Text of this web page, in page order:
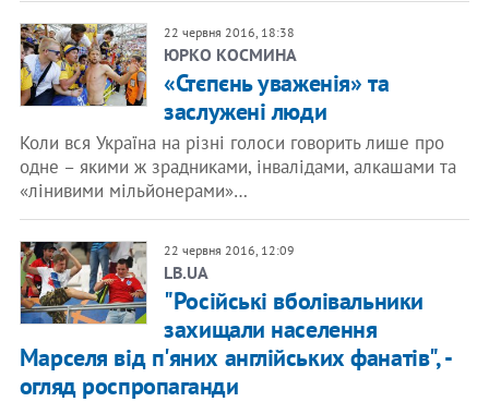
22 червня 2016, 18:38
ЮРКО КОСМИНА
«Стєпєнь уваженія» та
заслужені люди
Коли вся Україна на різні голоси говорить лише про
одне – якими ж зрадниками, інвалідами, алкашами та
«лінивими мільйонерами»…
22 червня 2016, 12:09
LB.UA
"Російські вболівальники
захищали населення
Марселя від п'яних англійських фанатів", -
огляд роспропаганди